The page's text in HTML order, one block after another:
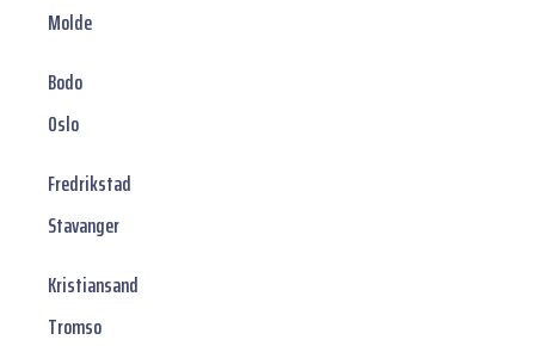
Molde
Bodo
Oslo
Fredrikstad
Stavanger
Kristiansand
Tromso